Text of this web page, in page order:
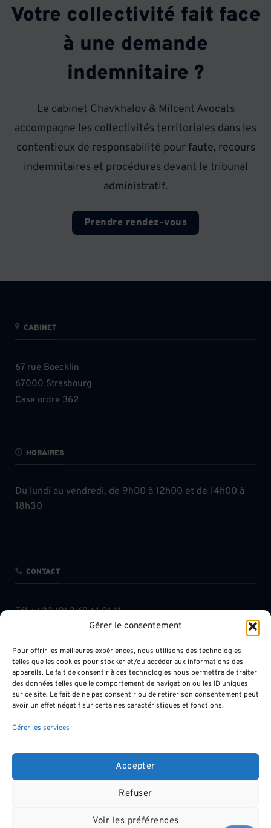
Gérer le consentement
Pour offrir les meilleures expériences, nous utilisons des technologies
telles que les cookies pour stocker et/ou accéder aux informations des
appareils. Le fait de consentir à ces technologies nous permettra de traiter
des données telles que le comportement de navigation ou les ID uniques
sur ce site. Le fait de ne pas consentir ou de retirer son consentement peut
avoir un effet négatif sur certaines caractéristiques et fonctions.
Gérer les services
Accepter
Refuser
Voir les préférences
Votre collectivité fait face
à une demande
indemnitaire ?
Le cabinet Chavkhalov & Milcent Avocats
accompagne les collectivités territoriales dans les
contentieux de responsabilité pour faute, recours
indemnitaires et procédures devant le tribunal
administratif.
Prendre rendez-vous
CABINET
67 rue Boecklin
67000 Strasbourg
Case ordre 362
HORAIRES
Du lundi au vendredi, de 9h00 à 12h00 et de 14h00 à
18h30
CONTACT
Tél. :+33 (0) 3 69 61 01 11
Fax : +33 (0) 3 68 38 10 06
Protection des données